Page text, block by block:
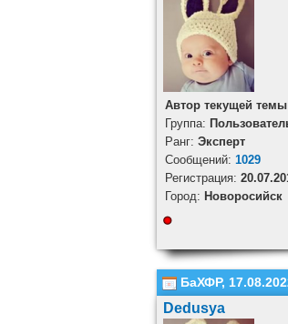
Автор текущей темы
Группа:
Ранг: Эксперт
Cообщений: 1029
Регистрация:
Город: Новоросийск
БаХФР,
Dedusya